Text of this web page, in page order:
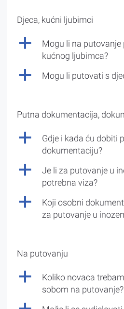
Djeca, kućni ljubimci
a
Mogu li na putovanje
kućnog ljubimca?
a Mogu li putovati s
Putna dokumentacija,
a
Gdje i kada ću dobiti
dokumentaciju?
a
Je li za putovanje u
potrebna viza?
a
Koji osobni
za putovanje u
Na putovanju
a
Koliko novaca
sobom na putovanje?